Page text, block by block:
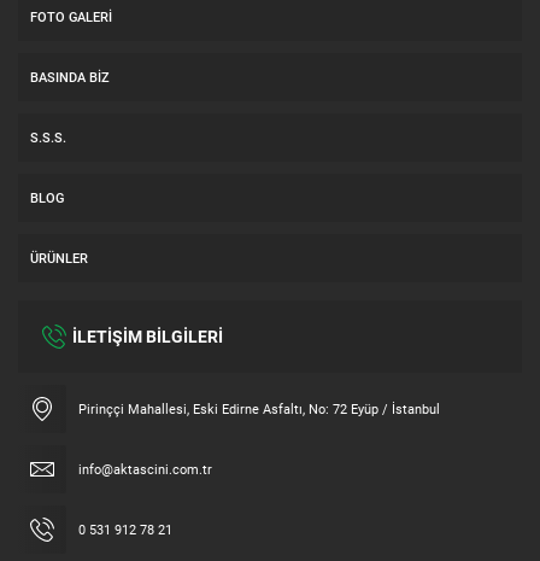
FOTO GALERI
BASINDA BIZ
S.S.S.
BLOG
ÜRÜNLER
İLETİŞİM BİLGİLERİ
Pirinççi Mahallesi, Eski Edirne Asfaltı, No: 72 Eyüp / İstanbul
info@aktascini.com.tr
0 531 912 78 21